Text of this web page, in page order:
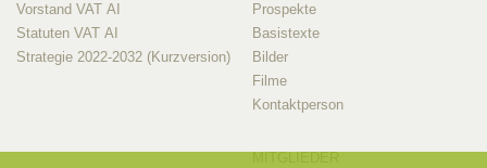
Vorstand VAT AI
Statuten VAT AI
Strategie 2022-2032 (Kurzversion)
Prospekte
Basistexte
Bilder
Filme
Kontaktperson